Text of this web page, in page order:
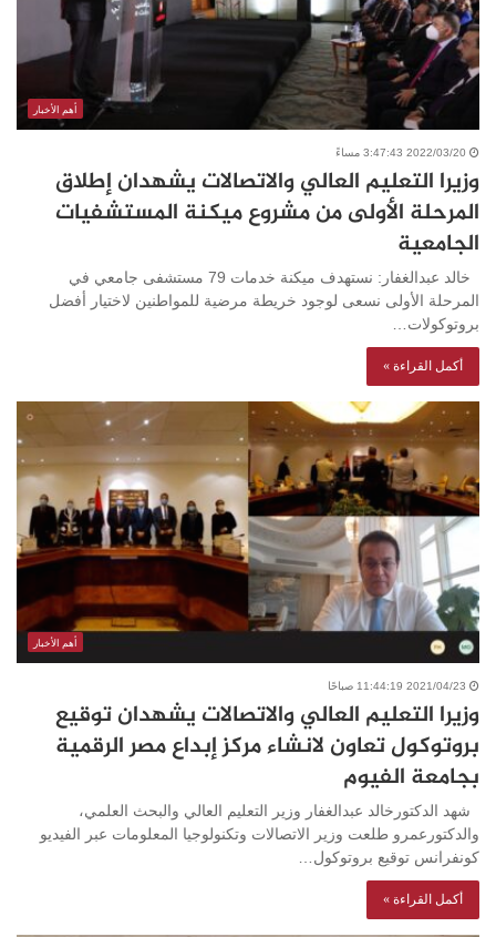
أهم الأخبار
2022/03/20 3:47:43 مساءً
وزيرا التعليم العالي والاتصالات يشهدان إطلاق
المرحلة الأولى من مشروع ميكنة المستشفيات
الجامعية
خالد عبدالغفار: نستهدف ميكنة خدمات 79 مستشفى جامعي في
المرحلة الأولى نسعى لوجود خريطة مرضية للمواطنين لاختيار أفضل
بروتوكولات…
أكمل القراءة »
أهم الأخبار
2021/04/23 11:44:19 صباحًا
وزيرا التعليم العالي والاتصالات يشهدان توقيع
بروتوكول تعاون لانشاء مركز إبداع مصر الرقمية
بجامعة الفيوم
شهد الدكتورخالد عبدالغفار وزير التعليم العالي والبحث العلمي،
والدكتورعمرو طلعت وزير الاتصالات وتكنولوجيا المعلومات عبر الفيديو
كونفرانس توقيع بروتوكول…
أكمل القراءة »